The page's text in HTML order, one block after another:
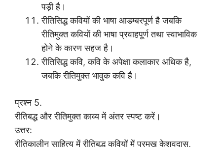
पड़ी है।
रीतिसिद्ध कवियों की भाषा आडम्बरपूर्ण है जबकि
रीतिमुक्त कवियों की भाषा प्रवाहपूर्ण तथा स्वाभाविक
होने के कारण सहज है।
रीतिसिद्ध कवि, कवि के अपेक्षा कलाकार अधिक है,
जबकि रीतिमुक्त भावुक कवि है।
प्रश्न 5.
रीतिबद्ध और रीतिमुक्त काव्य में अंतर स्पष्ट करें।
उत्तर:
रीतिकालीन साहित्य में रीतिबद्ध कवियों में प्रमुख केशवदास,